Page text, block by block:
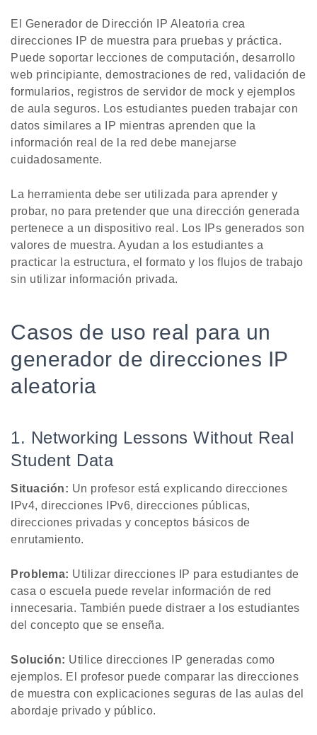
El Generador de Dirección IP Aleatoria crea
direcciones IP de muestra para pruebas y práctica.
Puede soportar lecciones de computación, desarrollo
web principiante, demostraciones de red, validación de
formularios, registros de servidor de mock y ejemplos
de aula seguros. Los estudiantes pueden trabajar con
datos similares a IP mientras aprenden que la
información real de la red debe manejarse
cuidadosamente.
La herramienta debe ser utilizada para aprender y
probar, no para pretender que una dirección generada
pertenece a un dispositivo real. Los IPs generados son
valores de muestra. Ayudan a los estudiantes a
practicar la estructura, el formato y los flujos de trabajo
sin utilizar información privada.
Casos de uso real para un
generador de direcciones IP
aleatoria
1. Networking Lessons Without Real
Student Data
Situación: Un profesor está explicando direcciones
IPv4, direcciones IPv6, direcciones públicas,
direcciones privadas y conceptos básicos de
enrutamiento.
Problema: Utilizar direcciones IP para estudiantes de
casa o escuela puede revelar información de red
innecesaria. También puede distraer a los estudiantes
del concepto que se enseña.
Solución: Utilice direcciones IP generadas como
ejemplos. El profesor puede comparar las direcciones
de muestra con explicaciones seguras de las aulas del
abordaje privado y público.